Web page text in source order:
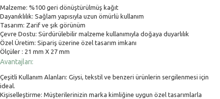
Malzeme: %100 geri dönüştürülmüş kağıt
Dayanıklılık: Sağlam yapısıyla uzun ömürlü kullanım
Tasarım: Zarif ve şık görünüm
Çevre Dostu: Sürdürülebilir malzeme kullanımıyla doğaya duyarlılık
Özel Üretim: Sipariş üzerine özel tasarım imkanı
Ölçüler : 21 mm X 27 mm
Avantajları:
Çeşitli Kullanım Alanları: Giysi, tekstil ve benzeri ürünlerin sergilenmesi için
ideal.
Kişiselleştirme: Müşterilerinizin marka kimliğine uygun özel tasarımlarla